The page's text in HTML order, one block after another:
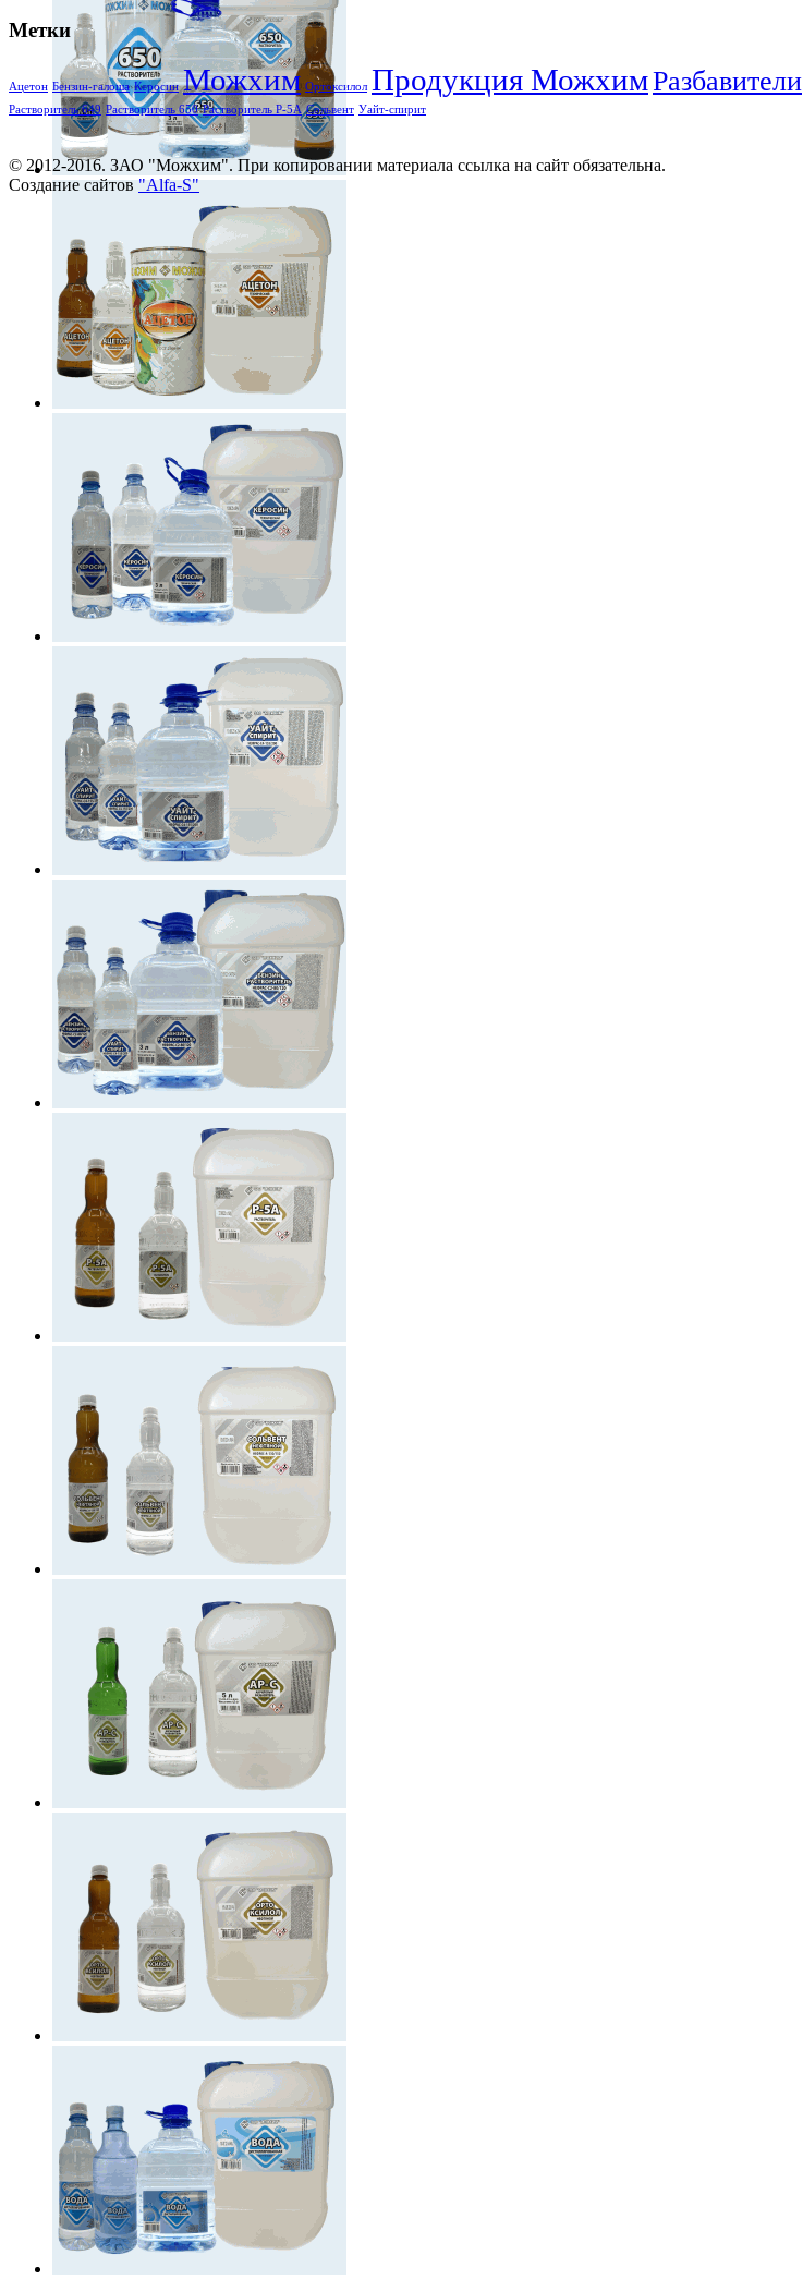
Метки
Ацетон Бензин-галоша Керосин Можхим Ортоксилол Продукция МожхимРазбавители
Растворитель 649 Растворитель 650 Растворитель Р-5А Сольвент Уайт-спирит
© 2012-2016. ЗАО "Можхим". При копировании материала ссылка на сайт обязательна.
Создание сайтов"Alfa-S"